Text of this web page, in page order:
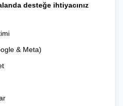
desteğe ihtiyacınız
& Meta)